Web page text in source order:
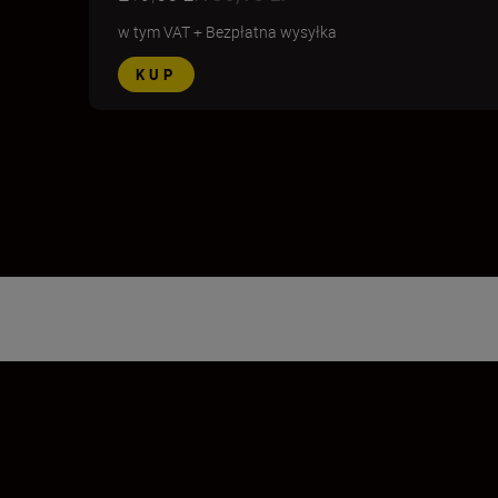
w tym VAT+ Bezpłatna wysyłka
KUP